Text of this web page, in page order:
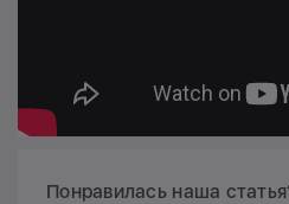
Понравилась наша